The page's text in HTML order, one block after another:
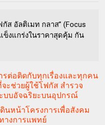
ส อัลติเมท กลาส” (Focus
ข็งแกร่งในราคาสุดคุ้ม กัน
รต่อติดกับทุกเรื่องและทุกคน
ช่วยผู้ใช้โฟกัส สำรวจ
บบอัจฉริยะบนอุปกรณ์
นหน้าโครงการเพื่อสังคม
างการแพทย์